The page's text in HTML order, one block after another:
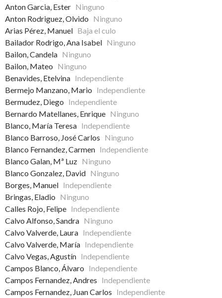
Anton Garcia, Ester Ninguno
Anton Rodriguez, Olvido Ninguno
Arias Pérez, Manuel Baja el culo
Bailador Rodrigo, Ana Isabel Ninguno
Bailon, Candela Ninguno
Bailon, Mateo Ninguno
Benavides, Etelvina Independiente
Bermejo Manzano, Mario Independiente
Bermudez, Diego Independiente
Bernardo Matellanes, Enrique Ninguno
Blanco, María Teresa Independiente
Blanco Barroso, José Carlos Ninguno
Blanco Fernandez, Carmen Independiente
Blanco Galan, Mª Luz Ninguno
Blanco Gonzalez, David Ninguno
Borges, Manuel Independiente
Bringas, Eladio Ninguno
Calles Rojo, Felipe Independiente
Calvo Alfonso, Sandra Ninguno
Calvo Valverde, Laura Independiente
Calvo Valverde, María Independiente
Calvo Vegas, Agustín Independiente
Campos Blanco, Álvaro Independiente
Campos Fernandez, Andres Independiente
Campos Fernandez, Juan Carlos Independiente